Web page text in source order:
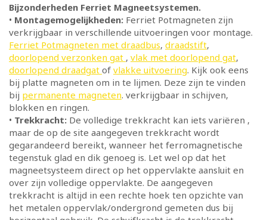
Bijzonderheden Ferriet Magneetsystemen.
• Montagemogelijkheden: Ferriet Potmagneten zijn
verkrijgbaar in verschillende uitvoeringen voor montage.
Ferriet Potmagneten met draadbus, draadstift,
doorlopend verzonken gat , vlak met doorlopend gat,
doorlopend draadgat of vlakke uitvoering. Kijk ook eens
bij platte magneten om in te lijmen. Deze zijn te vinden
bij permanente magneten. verkrijgbaar in schijven,
blokken en ringen.
• Trekkracht: De volledige trekkracht kan iets variëren ,
maar de op de site aangegeven trekkracht wordt
gegarandeerd bereikt, wanneer het ferromagnetische
tegenstuk glad en dik genoeg is. Let wel op dat het
magneetsysteem direct op het oppervlakte aansluit en
over zijn volledige oppervlakte. De aangegeven
trekkracht is altijd in een rechte hoek ten opzichte van
het metalen oppervlak/ondergrond gemeten dus bij